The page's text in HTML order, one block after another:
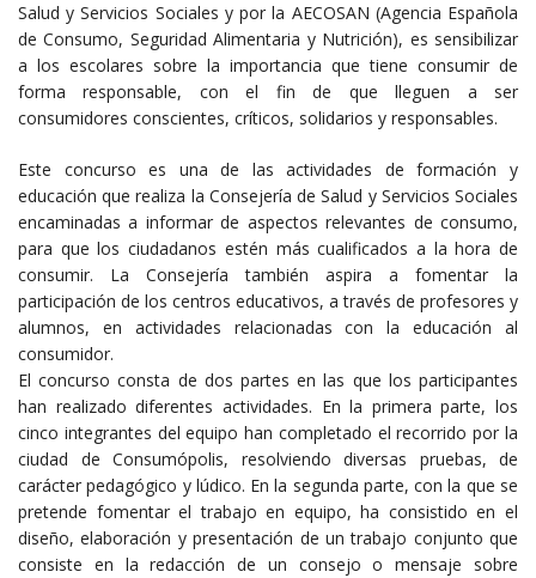
Salud y Servicios Sociales y por la AECOSAN (Agencia Española
de Consumo, Seguridad Alimentaria y Nutrición), es sensibilizar
a los escolares sobre la importancia que tiene consumir de
forma responsable, con el fin de que lleguen a ser
consumidores conscientes, críticos, solidarios y responsables.
Este concurso es una de las actividades de formación y
educación que realiza la Consejería de Salud y Servicios Sociales
encaminadas a informar de aspectos relevantes de consumo,
para que los ciudadanos estén más cualificados a la hora de
consumir. La Consejería también aspira a fomentar la
participación de los centros educativos, a través de profesores y
alumnos, en actividades relacionadas con la educación al
consumidor.
El concurso consta de dos partes en las que los participantes
han realizado diferentes actividades. En la primera parte, los
cinco integrantes del equipo han completado el recorrido por la
ciudad de Consumópolis, resolviendo diversas pruebas, de
carácter pedagógico y lúdico. En la segunda parte, con la que se
pretende fomentar el trabajo en equipo, ha consistido en el
diseño, elaboración y presentación de un trabajo conjunto que
consiste en la redacción de un consejo o mensaje sobre